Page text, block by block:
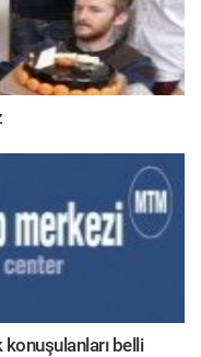
konuşulanları belli